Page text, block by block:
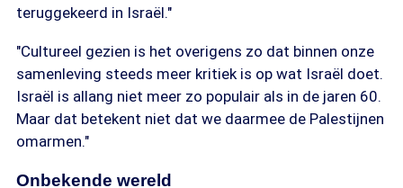
teruggekeerd in Israël."
"Cultureel gezien is het overigens zo dat binnen onze
samenleving steeds meer kritiek is op wat Israël doet.
Israël is allang niet meer zo populair als in de jaren 60.
Maar dat betekent niet dat we daarmee de Palestijnen
omarmen."
Onbekende wereld